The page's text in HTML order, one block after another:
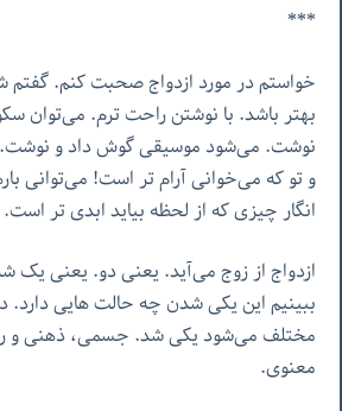
***
خواستم در مورد ازدواج صحبت کنم. گفتم
بهتر باشد. با نوشتن راحت ترم. می‌توان
نوشت. می‌شود موسیقی گوش داد و نوشت.
و تو که می‌خوانی آرام تر است! می‌توانی
انگار چیزی که از لحظه بیاید ابدی تر است.
ازدواج از زوج می‌آید. یعنی دو. یعنی یک
ببینیم این یکی شدن چه حالت هایی دارد.
مختلف می‌شود یکی شد. جسمی، ذهنی و
معنوی.